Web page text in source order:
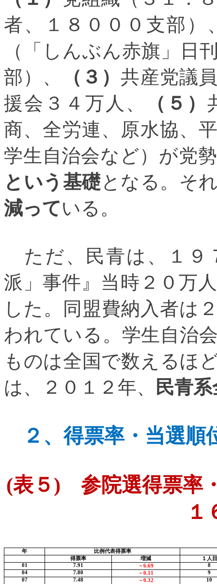
者、１８０００支部）
（「しんぶん赤旗」日
部）、
（３）共産党議
援会３４万人、
（５）
商、全労連、原水協、
学生自治会など）が党
という基礎となる。そ
減っている。
ただ、民青は、１９
派」事件』当時２０万
した。同盟費納入者は
われている。学生自治
ものは全国で数えるほ
は、２０１２年、 民青
２、得票率・当選順
(表５) 参院選得票率
１
年
比例代表得票率
得票率
増減
１人目
01
7.91 －6.69
8
04
7.80 －0.11
9
07
7.48 －0.32
10